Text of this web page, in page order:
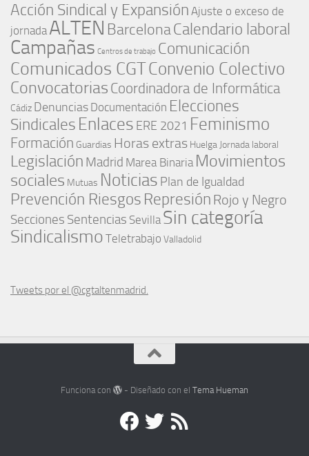
Acción Sindical y Expansión Ajuste o exceso de
jornada ALTEN BarcelonaCalendario laboral
Campañas Centros de trabajo Comunicación
Comunicados CGTConvenio Colectivo
Convocatorias Coordinadora de Informática
Cádiz Denuncias Documentación Elecciones
Sindicales Enlaces ERE 2021 Feminismo
Formación Guardias Horas extras Huelga Jornada laboral
Legislación Madrid Marea Binaria Movimientos
sociales Mutuas Noticias Plan de Igualdad
Prevención Riesgos Represión Rojo y Negro
Secciones Sentencias Sevilla Sin categoría
Sindicalismo Teletrabajo Valladolid
Tweets por el @cgtaltenmadrid.
Funciona con - Diseñado con elTema Hueman